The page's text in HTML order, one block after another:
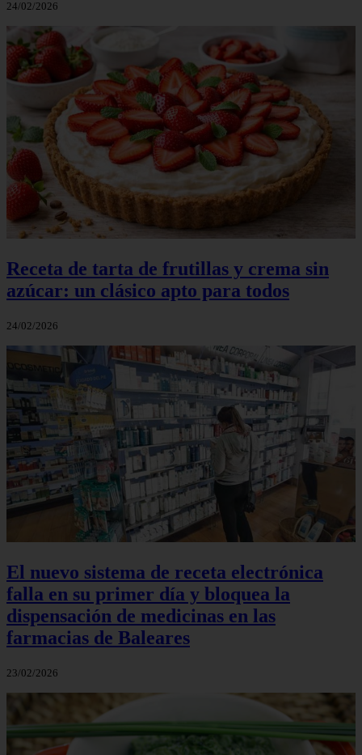
24/02/2026
Receta de tarta de frutillas y crema sin
azúcar: un clásico apto para todos
24/02/2026
El nuevo sistema de receta electrónica
falla en su primer día y bloquea la
dispensación de medicinas en las
farmacias de Baleares
23/02/2026